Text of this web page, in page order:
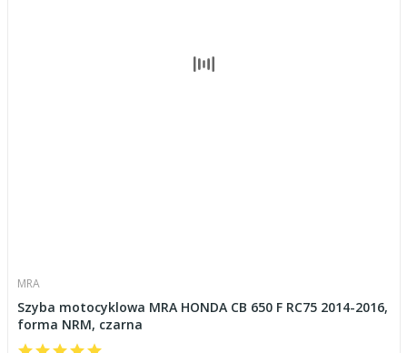
MRA
Szyba motocyklowa MRA HONDA CB 650 F RC75 2014-2016,
forma NRM, czarna